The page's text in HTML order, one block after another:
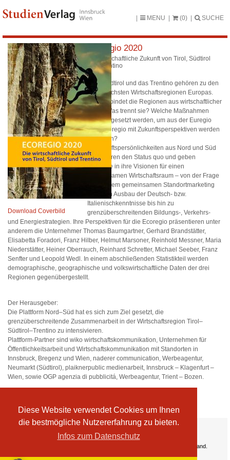
Diese Website verwendet Cookies um Ihnen
die bestmögliche Nutzererfahrung zu bieten.
Infos zum Datenschutz
MENU (0) SUCHE
Download Coverbild
Ecoregio 2020
Die wirtschaftliche Zukunft von Tirol, Südtirol
und Trentino
Tirol, Südtirol und das Trentino gehören zu den
dynamischsten Wirtschaftsregionen Europas.
Was verbindet die Regionen aus wirtschaftlicher
Sicht? Was trennt sie? Welche Maßnahmen
müssen gesetzt werden, um aus der Euregio
eine Ecoregio mit Zukunftsperspektiven werden
zu lassen?
Wirtschaftspersönlichkeiten aus Nord und Süd
analysieren den Status quo und geben
Einblicke in ihre Visionen für einen
gemeinsamen Wirtschaftsraum – von der Frage
nach einem gemeinsamen Standortmarketing
über den Ausbau der Deutsch- bzw.
Italienischkenntnisse bis hin zu
grenzüberschreitenden Bildungs-, Verkehrs-
und Energiestrategien. Ihre Perspektiven für die Ecoregio präsentieren unter
anderem die Unternehmer Thomas Baumgartner, Gerhard Brandstätter,
Elisabetta Foradori, Franz Hilber, Helmut Marsoner, Reinhold Messner, Maria
Niederstätter, Heiner Oberrauch, Reinhard Schretter, Michael Seeber, Franz
Senfter und Leopold Wedl. In einem abschließenden Statistikteil werden
demographische, geographische und volkswirtschaftliche Daten der drei
Regionen gegenübergestellt.
Der Herausgeber:
Die Plattform Nord–Süd hat es sich zum Ziel gesetzt, die
grenzüberschreitende Zusammenarbeit in der Wirtschaftsregion Tirol–
Südtirol–Trentino zu intensivieren.
Plattform-Partner sind wiko wirtschaftskommunikation, Unternehmen für
Öffentlichkeitsarbeit und Wirtschaftskommunikation mit Standorten in
Innsbruck, Bregenz und Wien, naderer communication, Werbeagentur,
Neumarkt (Südtirol), plaiknerpublic medienarbeit, Innsbruck – Klagenfurt –
Wien, sowie OGP agenzia di pubblicitá, Werbeagentur, Trient – Bozen.
Wir liefern kostenlos ab EUR 50,- Bestellwert nach Österreich und Deutschland.